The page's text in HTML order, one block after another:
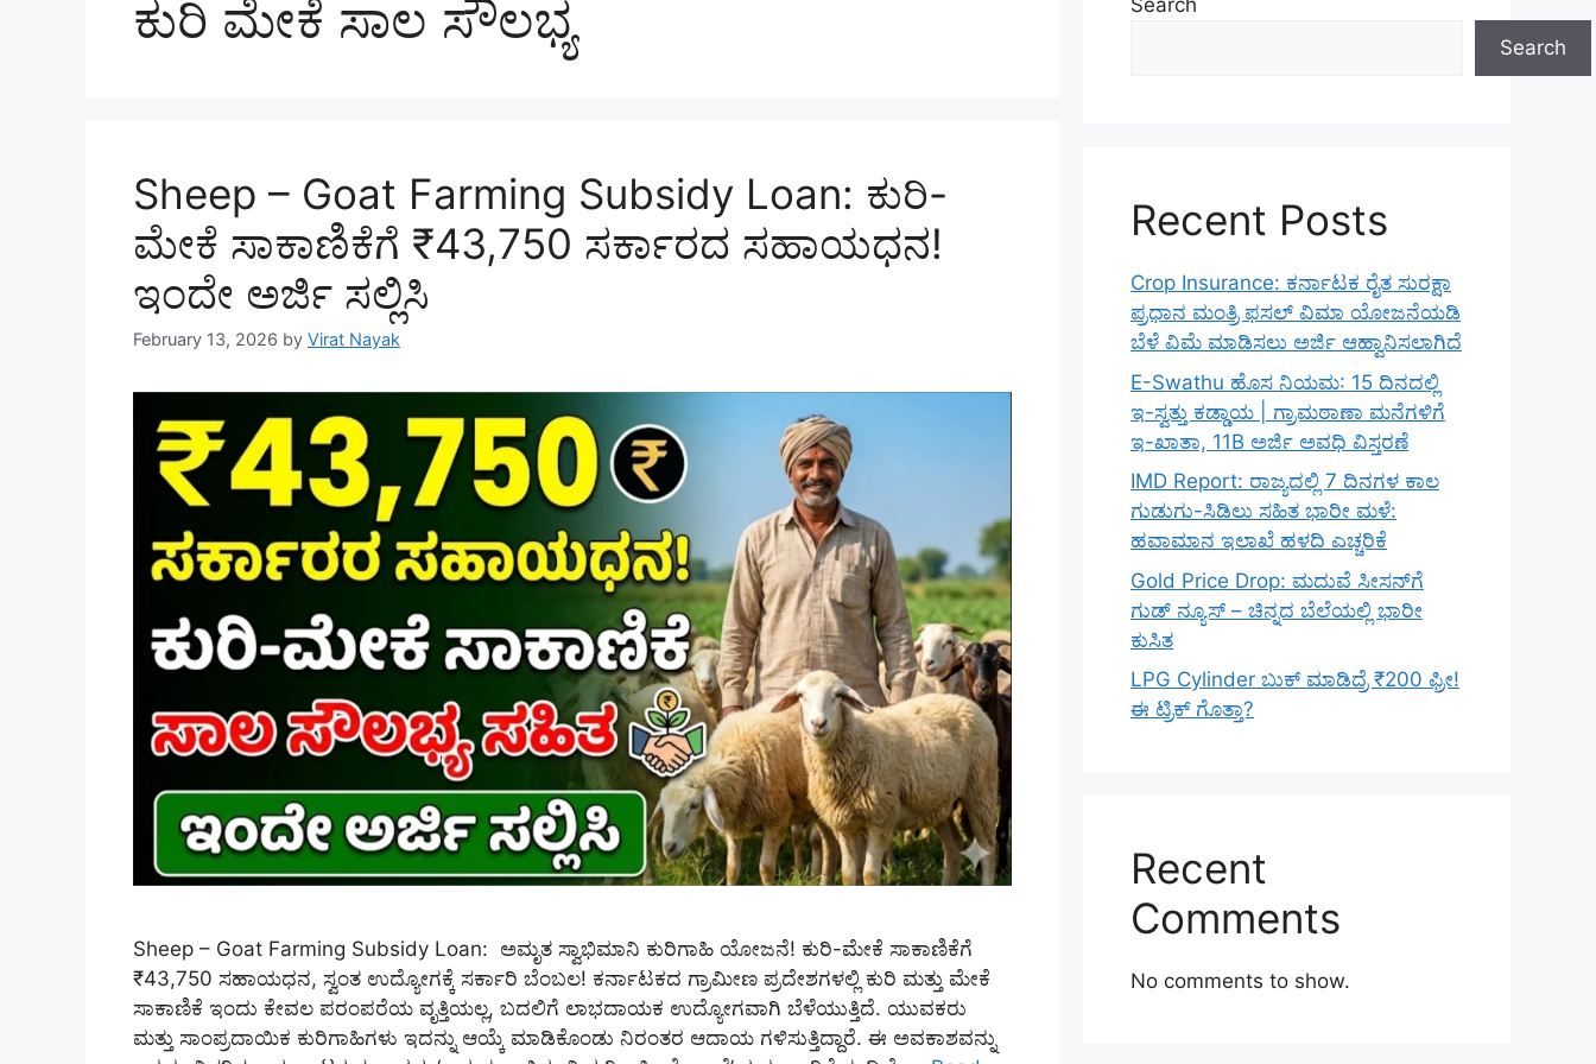
ಕುರಿ ಮೇಕೆ ಸಾಲ ಸೌಲಭ್ಯ
Sheep – Goat Farming Subsidy Loan: ಕುರಿ-
ಮೇಕೆ ಸಾಕಾಣಿಕೆಗೆ ₹43,750 ಸರ್ಕಾರದ ಸಹಾಯಧನ!
ಇಂದೇ ಅರ್ಜಿ ಸಲ್ಲಿಸಿ
February 13, 2026 by Virat Nayak
Sheep – Goat Farming Subsidy Loan: ಅಮೃತ ಸ್ವಾಭಿಮಾನಿ ಕುರಿಗಾಹಿ ಯೋಜನೆ! ಕುರಿ-ಮೇಕೆ ಸಾಕಾಣಿಕೆಗೆ
₹43,750 ಸಹಾಯಧನ, ಸ್ವಂತ ಉದ್ಯೋಗಕ್ಕೆ ಸರ್ಕಾರಿ ಬೆಂಬಲ! ಕರ್ನಾಟಕದ ಗ್ರಾಮೀಣ ಪ್ರದೇಶಗಳಲ್ಲಿ ಕುರಿ ಮತ್ತು ಮೇಕೆ
ಸಾಕಾಣಿಕೆ ಇಂದು ಕೇವಲ ಪರಂಪರೆಯ ವೃತ್ತಿಯಲ್ಲ, ಬದಲಿಗೆ ಲಾಭದಾಯಕ ಉದ್ಯೋಗವಾಗಿ ಬೆಳೆಯುತ್ತಿದೆ. ಯುವಕರು
ಮತ್ತು ಸಾಂಪ್ರದಾಯಿಕ ಕುರಿಗಾಹಿಗಳು ಇದನ್ನು ಆಯ್ಕೆ ಮಾಡಿಕೊಂಡು ನಿರಂತರ ಆದಾಯ ಗಳಿಸುತ್ತಿದ್ದಾರೆ. ಈ ಅವಕಾಶವನ್ನು
Search
Search
Recent Posts
Crop Insurance: ಕರ್ನಾಟಕ ರೈತ ಸುರಕ್ಷಾ
ಪ್ರಧಾನ ಮಂತ್ರಿ ಫಸಲ್ ವಿಮಾ ಯೋಜನೆಯಡಿ
ಬೆಳೆ ವಿಮೆ ಮಾಡಿಸಲು ಅರ್ಜಿ ಆಹ್ವಾನಿಸಲಾಗಿದೆ
E-Swathu ಹೊಸ ನಿಯಮ: 15 ದಿನದಲ್ಲಿ
ಇ-ಸ್ವತ್ತು ಕಡ್ಡಾಯ | ಗ್ರಾಮಠಾಣಾ ಮನೆಗಳಿಗೆ
ಇ-ಖಾತಾ, 11B ಅರ್ಜಿ ಅವಧಿ ವಿಸ್ತರಣೆ
IMD Report: ರಾಜ್ಯದಲ್ಲಿ 7 ದಿನಗಳ ಕಾಲ
ಗುಡುಗು-ಸಿಡಿಲು ಸಹಿತ ಭಾರೀ ಮಳೆ:
ಹವಾಮಾನ ಇಲಾಖೆ ಹಳದಿ ಎಚ್ಚರಿಕೆ
Gold Price Drop: ಮದುವೆ ಸೀಸನ್‌ಗೆ
ಗುಡ್ ನ್ಯೂಸ್ – ಚಿನ್ನದ ಬೆಲೆಯಲ್ಲಿ ಭಾರೀ
ಕುಸಿತ
LPG Cylinder ಬುಕ್ ಮಾಡಿದ್ರೆ ₹200 ಫ್ರೀ!
ಈ ಟ್ರಿಕ್ ಗೊತ್ತಾ?
Recent
Comments
No comments to show.